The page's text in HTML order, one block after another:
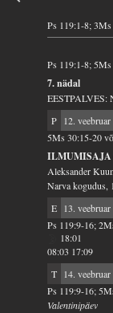
Ps 119:1-8;
Ps 119:1-8;
7. nädal
EESTPALVES:
P
12. veebruar
5Ms 30:15-20
ILMUMISAJA
Aleksander
Narva kogudus,
E
13. veebruar
Ps 119:9-16;
18:01
08:03 17:09
T
14. veebruar
Ps 119:9-16;
Valentinipäev